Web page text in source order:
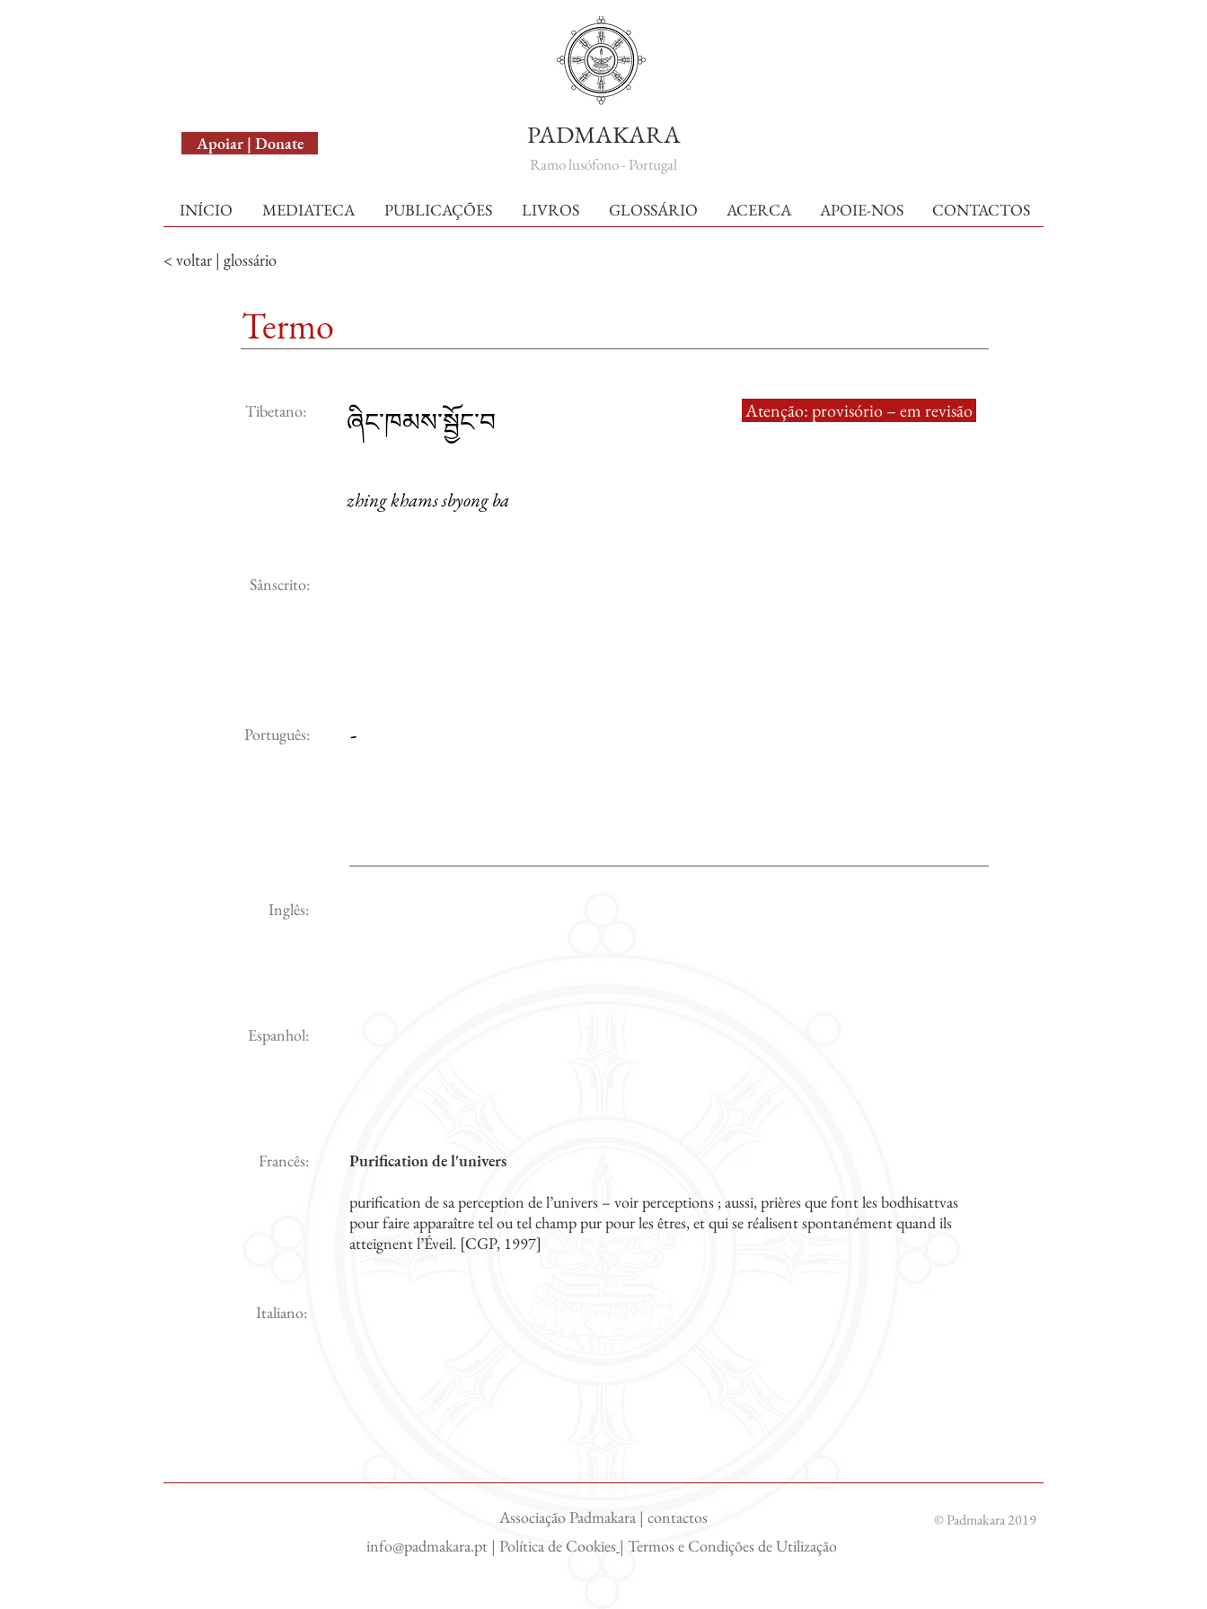
Apoiar | Donate PADMAKARA
Ramo lusófono - Portugal
INÍCIO MEDIATECA PUBLICAÇÕES LIVROS GLOSSÁRIO ACERCA APOIE-NOS CONTACTOS
< voltar | glossário
Termo
Tibetano: ཞིང་ཁམས་སྦྱོང་བ
zhing khams sbyong ba
Atenção: provisório – em revisão
Sânscrito:
Português: -
Inglês:
Espanhol:
Francês:
Purification de l'univers
purification de sa perception de l’univers – voir perceptions ; aussi, prières que font les bodhisattvas
pour faire apparaître tel ou tel champ pur pour les êtres, et qui se réalisent spontanément quand ils
atteignent l’Éveil. [CGP, 1997]
Italiano:
Associação Padmakara | contactos
info@padmakara.pt | Política de Cookies | Termos e Condições de Utilização
© Padmakara 2019